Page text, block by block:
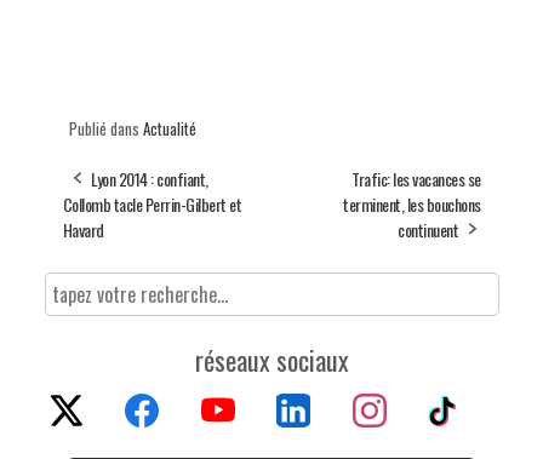
Publié dans Actualité
Lyon 2014 : confiant,
Collomb tacle Perrin-Gilbert et
Havard
Trafic: les vacances se
terminent, les bouchons
continuent
réseaux sociaux